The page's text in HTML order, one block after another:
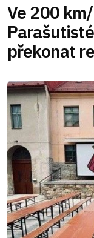
Ve 200
překonat